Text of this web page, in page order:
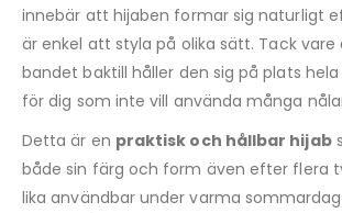
innebär att hijaben formar sig naturligt
är enkel att styla på olika sätt. Tack vare
bandet baktill håller den sig på plats
för dig som inte vill använda många
Detta är en praktisk och hållbar hijab
både sin färg och form även efter flera
lika användbar under varma